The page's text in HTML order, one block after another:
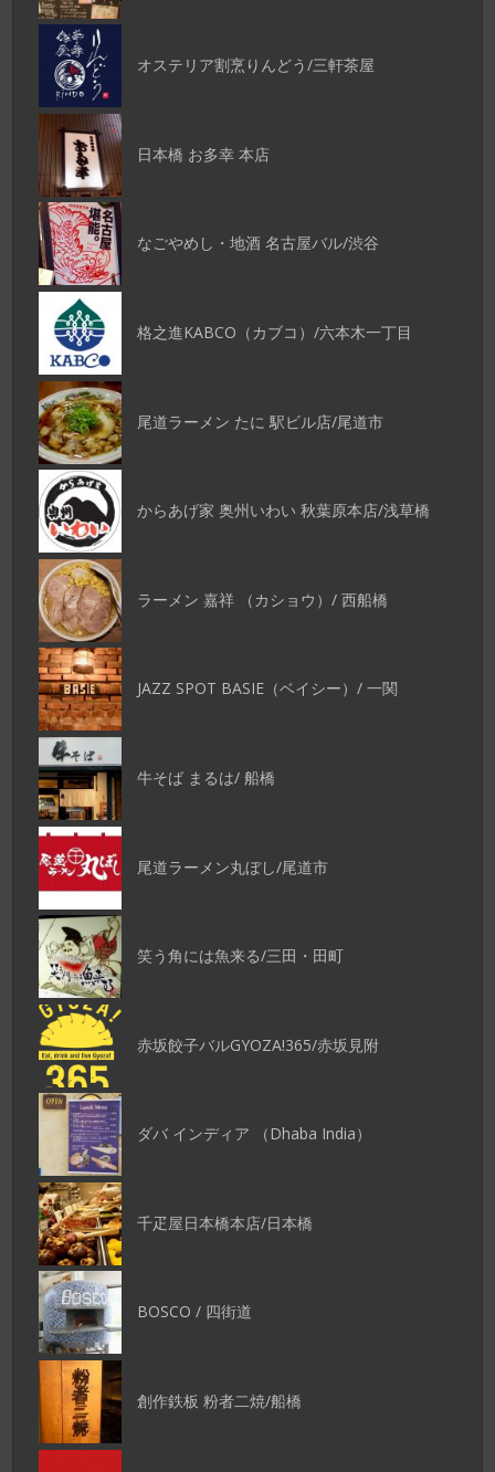
オステリア割烹りんどう/三軒茶屋
日本橋 お多幸 本店
なごやめし・地酒 名古屋バル/渋谷
格之進KABCO（カブコ）/六本木一丁目
尾道ラーメン たに 駅ビル店/尾道市
からあげ家 奥州いわい 秋葉原本店/浅草橋
ラーメン 嘉祥 （カショウ）/ 西船橋
JAZZ SPOT BASIE（ベイシー）/ 一関
牛そば まるは/ 船橋
尾道ラーメン丸ぼし/尾道市
笑う角には魚来る/三田・田町
赤坂餃子バルGYOZA!365/赤坂見附
ダバ インディア （Dhaba India）
千疋屋日本橋本店/日本橋
BOSCO / 四街道
創作鉄板 粉者二焼/船橋